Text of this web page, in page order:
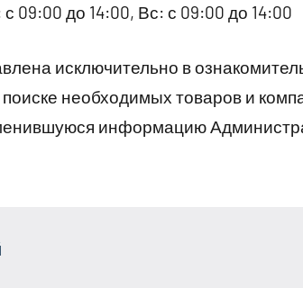
09:00 до 14:00, Вс: с 09:00 до 14:00
исключительно в
необходимых товаров и
информацию